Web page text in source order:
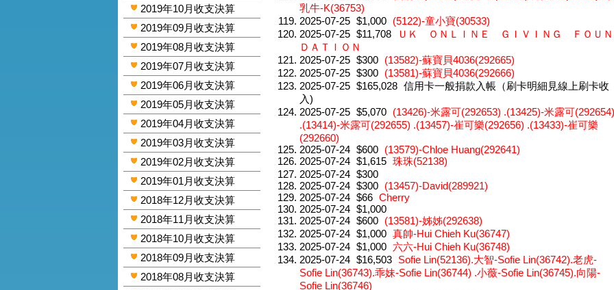
2019年10月收支決算
2019年09月收支決算
2019年08月收支決算
2019年07月收支決算
2019年06月收支決算
2019年05月收支決算
2019年04月收支決算
2019年03月收支決算
2019年02月收支決算
2019年01月收支決算
2018年12月收支決算
2018年11月收支決算
2018年10月收支決算
2018年09月收支決算
2018年08月收支決算
乳牛-K(36753)
2025-07-25 $1,000
(5122)-童小寶(30533)
2025-07-25 $11,708
ＵＫ ＯＮＬＩＮＥ ＧＩＶＩＮＧ ＦＯＵＮ
ＤＡＴＩＯＮ
2025-07-25 $300
(13582)-蘇寶貝4036(292665)
2025-07-25 $300
(13581)-蘇寶貝4036(292666)
2025-07-25 $165,028 信用卡一般捐款入帳（刷卡明細見線上刷卡收
入)
2025-07-25 $5,070
(13426)-米露可(292653) .(13425)-米露可(292654)
.(13414)-米露可(292655) .(13457)-崔可樂(292656) .(13433)-崔可樂
(292660)
2025-07-24 $600
(13579)-Chloe Huang(292641)
2025-07-24 $1,615 珠珠(52138)
2025-07-24 $300
2025-07-24 $300
(13457)-David(289921)
2025-07-24 $66 Cherry
2025-07-24 $1,000
2025-07-24 $600
(13581)-姊姊(292638)
2025-07-24 $1,000 真帥-Hui Chieh Ku(36747)
2025-07-24 $1,000 六六-Hui Chieh Ku(36748)
2025-07-24 $16,503
Sofie Lin(52136).大智-Sofie Lin(36742).老虎-
Sofie Lin(36743).乖妹-Sofie Lin(36744) .小薇-Sofie Lin(36745).向陽-
Sofie Lin(36746)